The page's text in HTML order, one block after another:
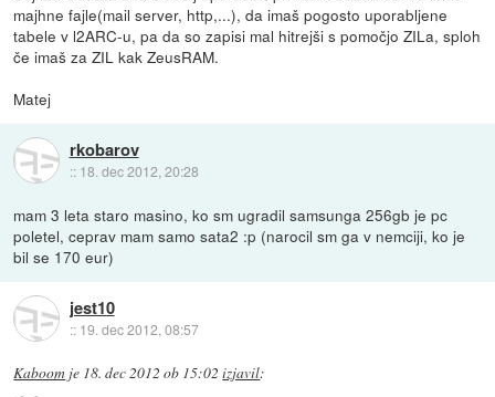
majhne fajle(mail server, http,...), da imaš pogosto uporabljene
tabele v l2ARC-u, pa da so zapisi mal hitrejši s pomočjo ZILa, sploh
če imaš za ZIL kak ZeusRAM.
Matej
rkobarov
:: 18. dec 2012, 20:28
mam 3 leta staro masino, ko sm ugradil samsunga 256gb je pc
poletel, ceprav mam samo sata2 :p (narocil sm ga v nemciji, ko je
bil se 170 eur)
jest10
:: 19. dec 2012, 08:57
Kaboom je 18. dec 2012 ob 15:02 izjavil: